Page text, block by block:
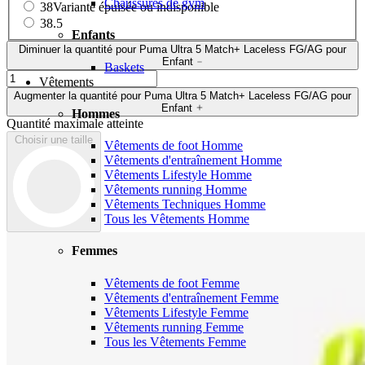
Chaussures de gym
Enfants
Baskets
Vêtements
Hommes
Vêtements de foot Homme
Vêtements d'entraînement Homme
Vêtements Lifestyle Homme
Vêtements running Homme
Vêtements Techniques Homme
Tous les Vêtements Homme
Femmes
Vêtements de foot Femme
Vêtements d'entraînement Femme
Vêtements Lifestyle Femme
Vêtements running Femme
Tous les Vêtements Femme
38Variante épuisée ou indisponible
38.5
Diminuer la quantité pour Puma Ultra 5 Match+ Laceless FG/AG pour
Enfant
Augmenter la quantité pour Puma Ultra 5 Match+ Laceless FG/AG pour
Enfant
Quantité maximale atteinte
Choisir une taille